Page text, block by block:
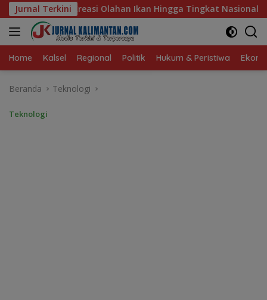
Langsung
ke
konten
Jurnal Terkini
Hingga Tingkat Nasional Pada Lomba Masak Serba Ikan
Home Kalsel Regional Politik Hukum & Peristiwa
Beranda Teknologi
Teknologi